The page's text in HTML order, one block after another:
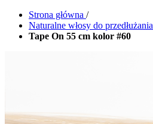
Strona główna /
Naturalne włosy do przedłużania
Tape On 55 cm kolor #60